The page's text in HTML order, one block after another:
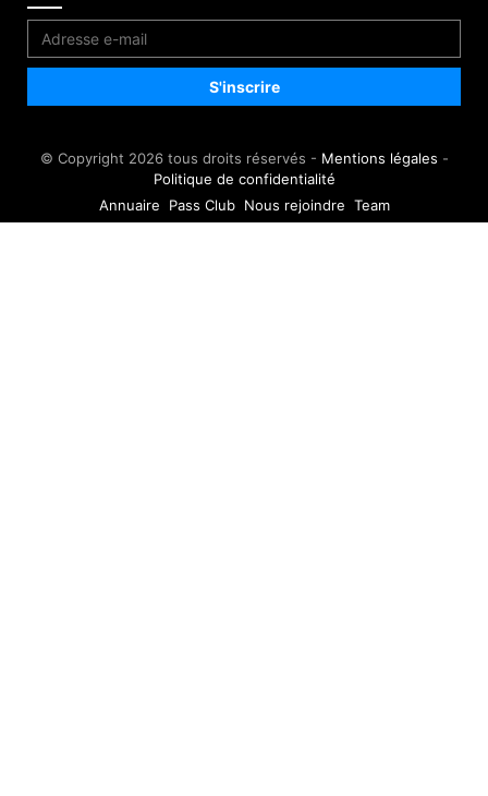
© Copyright 2026 tous droits réservés - Mentions légales -
Politique de confidentialité
Annuaire
Pass Club Nous rejoindre Team